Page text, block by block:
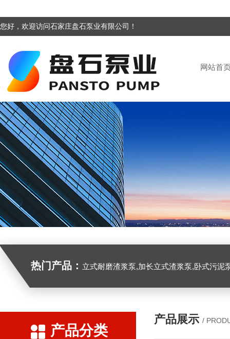
您好，欢迎访问石家庄盘石泵业有限公司！
网站首
热门产品： 立式耐磨渣浆泵,加长立式渣浆泵,卧式污泥
产品分类
产品展示 /